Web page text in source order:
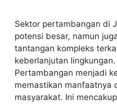
Sektor pertambangan di
potensi besar, namun
tantangan kompleks
keberlanjutan
Pertambangan menjadi
memastikan manfaatnya
masyarakat. Ini